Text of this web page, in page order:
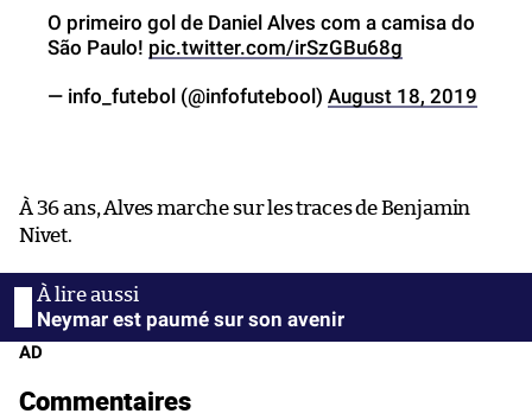
O primeiro gol de Daniel Alves com a camisa do
São Paulo! pic.twitter.com/irSzGBu68g
— info_futebol (@infofutebool) August 18, 2019
À 36 ans, Alves marche sur les traces de Benjamin
Nivet.
Neymar est paumé sur son avenir
AD
Commentaires